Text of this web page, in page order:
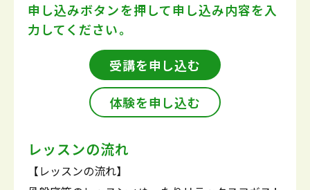
申し込みボタンを押して申し込み内容を入
力してください。
受講を申し込む
体験を申し込む
レッスンの流れ
【レッスンの流れ】